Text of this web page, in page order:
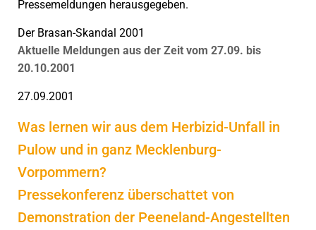
Pressemeldungen herausgegeben.
Der Brasan-Skandal 2001
Aktuelle Meldungen aus der Zeit vom 27.09. bis
20.10.2001
27.09.2001
Was lernen wir aus dem Herbizid-Unfall in
Pulow und in ganz Mecklenburg-
Vorpommern?
Pressekonferenz überschattet von
Demonstration der Peeneland-Angestellten